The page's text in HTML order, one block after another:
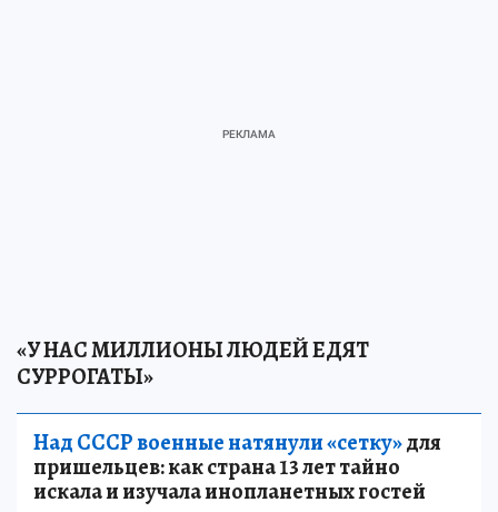
«У НАС МИЛЛИОНЫ ЛЮДЕЙ ЕДЯТ
СУРРОГАТЫ»
Над СССР военные натянули «сетку»для
пришельцев: как страна 13 лет тайно
искала и изучала инопланетных гостей